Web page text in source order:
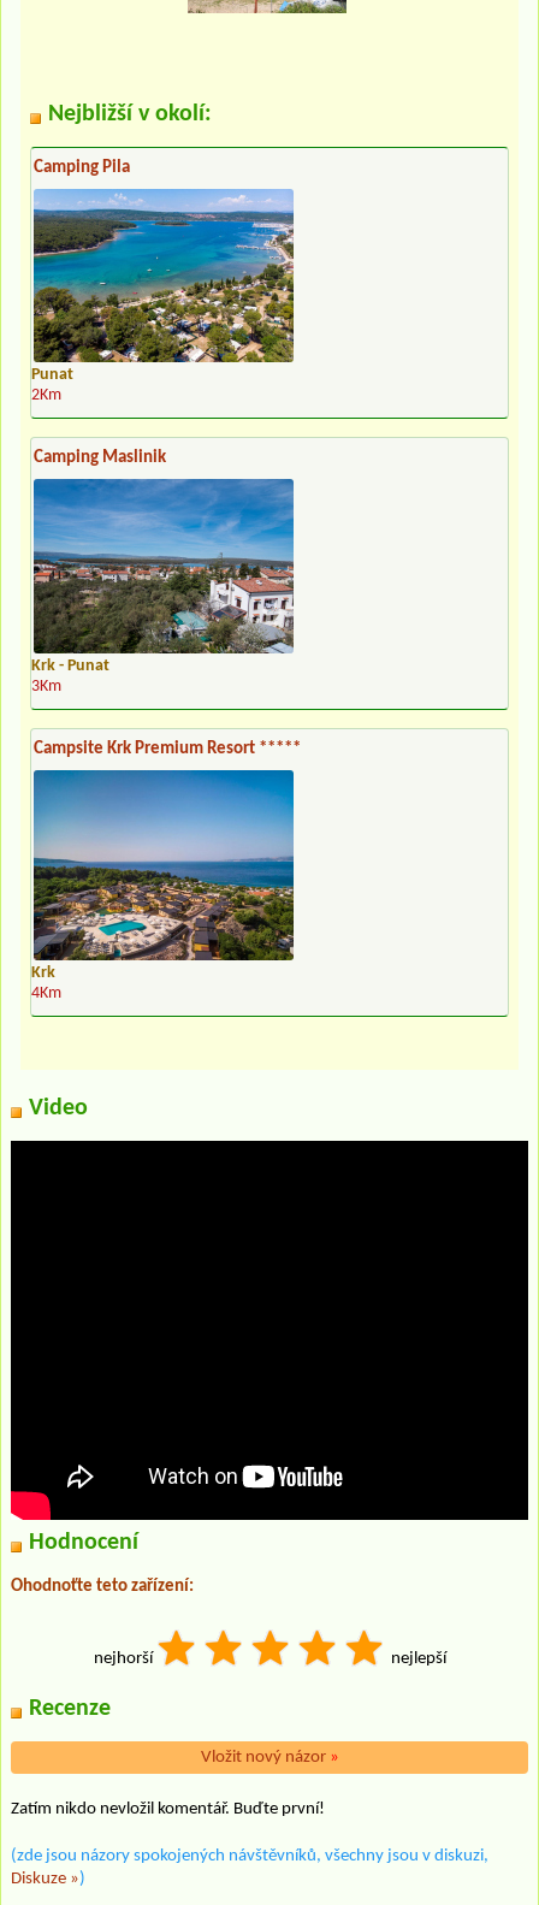
Nejbližší v okolí:
Camping Pila
Punat
2Km
Camping Maslinik
Krk - Punat
3Km
Campsite Krk Premium Resort *****
Krk
4Km
Video
Hodnocení
Ohodnoťte teto zařízení:
nejhorší nejlepší
Recenze
Vložit nový názor »
Zatím nikdo nevložil komentář. Buďte první!
(zde jsou názory spokojených návštěvníků, všechny jsou v diskuzi,
Diskuze »)